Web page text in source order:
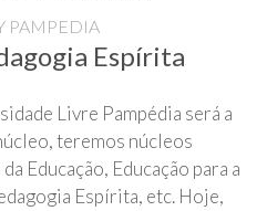
PAMPEDIA
Espírita
Livre Pampédia será a
teremos núcleos
Educação, Educação para a
Espírita, etc. Hoje,